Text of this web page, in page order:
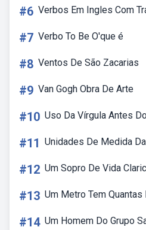
#6 Verbos Em Ingles Com
#7 Verbo To Be O'que é
#8 Ventos De São Zacarias
#9 Van Gogh Obra De Arte
#10 Uso Da Vírgula Antes
#11 Unidades De Medida
#12 Um Sopro De Vida
#13 Um Metro Tem
#14 Um Homem Do Grupo